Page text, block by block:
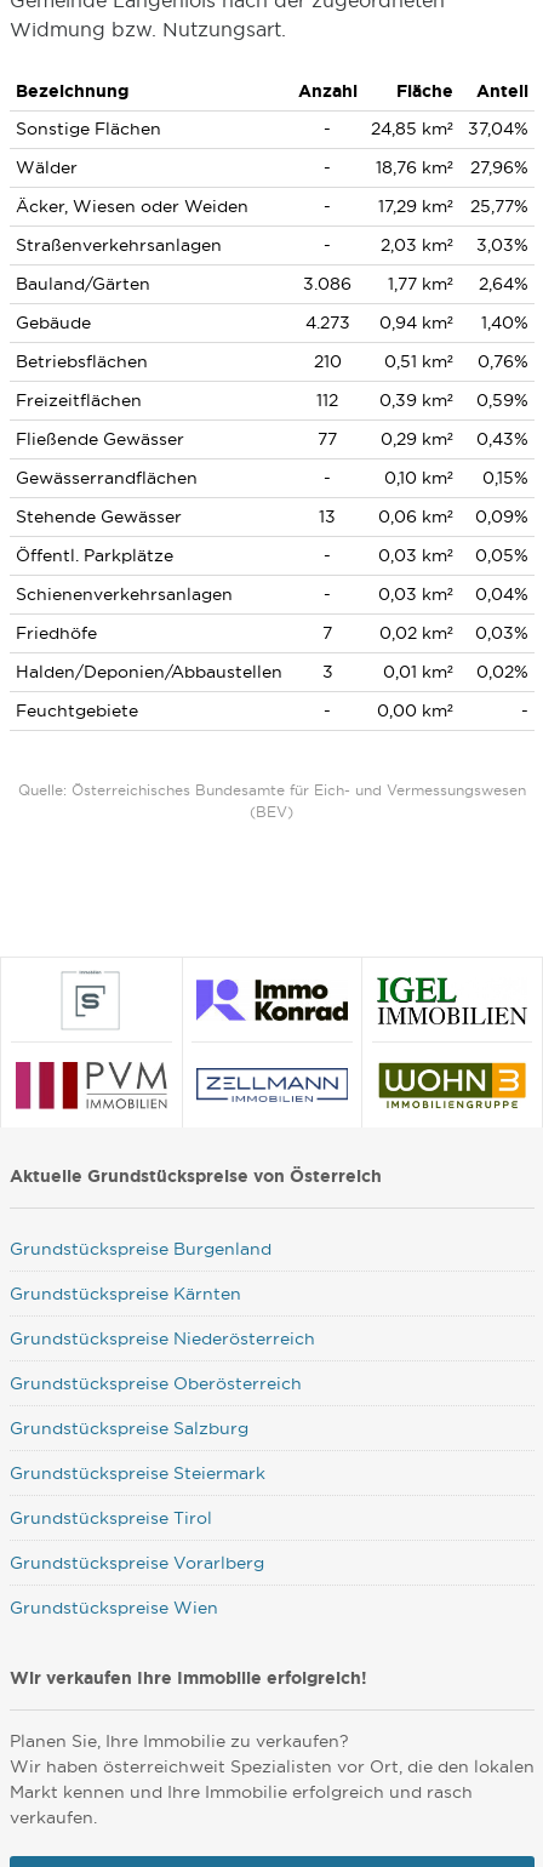
Widmung bzw. Nutzungsart.
Bezeichnung Anzahl Fläche
Anteil
Sonstige Flächen
- 24,85 km²
37,04%
Wälder
- 18,76 km²
27,96%
Äcker, Wiesen oder Weiden
- 17,29 km²
25,77%
Straßenverkehrsanlagen
- 2,03 km²
3,03%
Bauland/Gärten
3.086 1,77 km²
2,64%
Gebäude
4.273 0,94 km²
1,40%
Betriebsflächen
210 0,51 km²
0,76%
Freizeitflächen
112 0,39 km²
0,59%
Fließende Gewässer
77 0,29 km²
0,43%
Gewässerrandflächen
- 0,10 km²
0,15%
Stehende Gewässer
13 0,06 km²
0,09%
Öffentl. Parkplätze
- 0,03 km²
0,05%
Schienenverkehrsanlagen
- 0,03 km²
0,04%
Friedhöfe
7 0,02 km²
0,03%
Halden/Deponien/Abbaustellen
3 0,01 km²
0,02%
Feuchtgebiete
- 0,00 km² -
Quelle: Österreichisches Bundesamte für Eich- und Vermessungswesen
(BEV)
Aktuelle Grundstückspreise von Österreich
Grundstückspreise Burgenland
Grundstückspreise Kärnten
Grundstückspreise Niederösterreich
Grundstückspreise Oberösterreich
Grundstückspreise Salzburg
Grundstückspreise Steiermark
Grundstückspreise Tirol
Grundstückspreise Vorarlberg
Grundstückspreise Wien
Wir verkaufen Ihre Immobilie erfolgreich!
Planen Sie, Ihre Immobilie zu verkaufen?
Wir haben österreichweit Spezialisten vor Ort, die den lokalen
Markt kennen und Ihre Immobilie erfolgreich und rasch
verkaufen.